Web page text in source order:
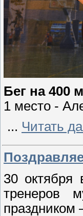
Бег на 400
1 место -
... Читать
30 октября
тренеров